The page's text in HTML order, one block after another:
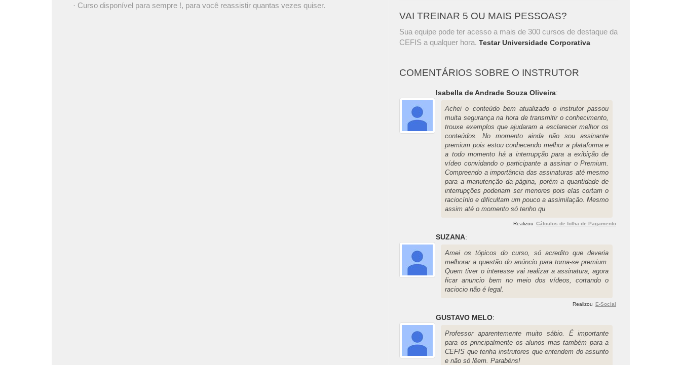
· Curso disponível para sempre !, para você reassistir quantas vezes quiser.
VAI TREINAR 5 OU MAIS PESSOAS?
Sua equipe pode ter acesso a mais de 300 cursos de destaque da
CEFIS a qualquer hora.Testar Universidade Corporativa
COMENTÁRIOS SOBRE O INSTRUTOR
Isabella de Andrade Souza Oliveira:
Achei o conteúdo bem atualizado o instrutor passou
muita segurança na hora de transmitir o conhecimento,
trouxe exemplos que ajudaram a esclarecer melhor os
conteúdos. No momento ainda não sou assinante
premium pois estou conhecendo melhor a plataforma e
a todo momento há a interrupção para a exibição de
vídeo convidando o participante a assinar o Premium.
Compreendo a importância das assinaturas até mesmo
para a manutenção da página, porém a quantidade de
interrupções poderiam ser menores pois elas cortam o
raciocínio e dificultam um pouco a assimilação. Mesmo
assim até o momento só tenho qu
Realizou Cálculos de folha de Pagamento
SUZANA:
Amei os tópicos do curso, só acredito que deveria
melhorar a questão do anúncio para torna-se premium.
Quem tiver o interesse vai realizar a assinatura, agora
ficar anuncio bem no meio dos vídeos, cortando o
raciocio não é legal.
Realizou E-Social
GUSTAVO MELO:
Professor aparentemente muito sábio. É importante
para os principalmente os alunos mas também para a
CEFIS que tenha instrutores que entendem do assunto
e não só lêem. Parabéns!